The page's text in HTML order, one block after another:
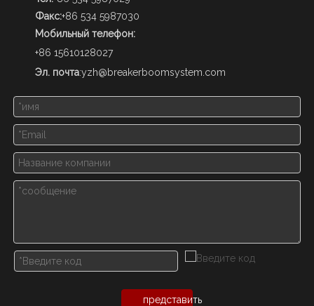
Факс:+86 534 5987030
Мобильный телефон:
+86 15610128027
Эл. почта:yzh@breakerboomsystem.com
представить